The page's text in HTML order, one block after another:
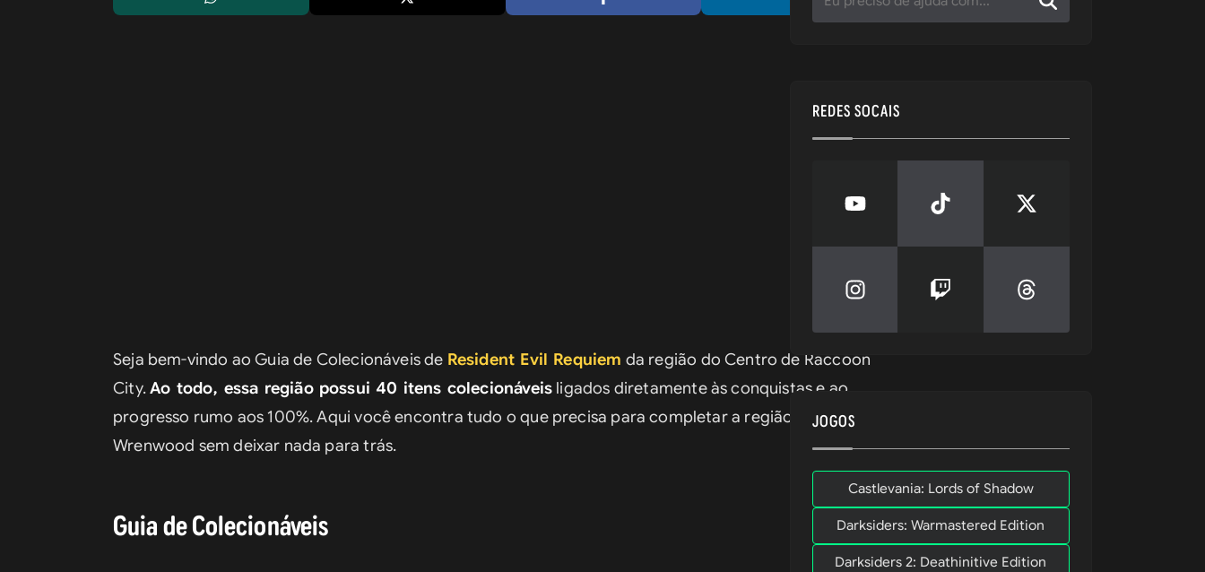
Seja bem-vindo ao Guia de Colecionáveis de Resident Evil Requiem da região do Centro de Raccoon
City. Ao todo, essa região possui 40 itens colecionáveis ligados diretamente às conquistas e ao
progresso rumo aos 100%. Aqui você encontra tudo o que precisa para completar a região de
Wrenwood sem deixar nada para trás.
Guia de Colecionáveis
REDES SOCAIS
JOGOS
Castlevania: Lords of Shadow
Darksiders: Warmastered Edition
Darksiders 2: Deathinitive Edition